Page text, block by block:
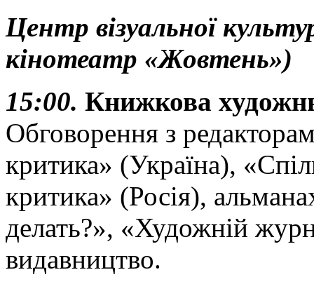
Центр візуальної
кінотеатр «Жовтень»)
15:00. Книжкова
Обговорення з
критика» (Україна),
критика» (Росія),
делать?», «Художній
видавництво.